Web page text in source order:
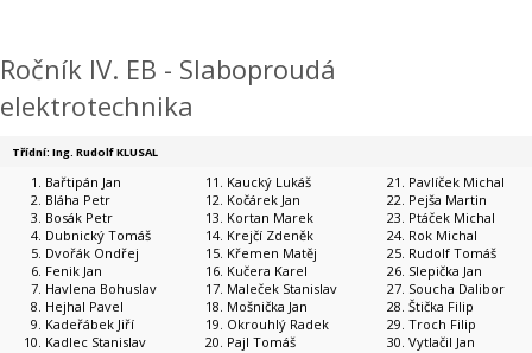
Ročník IV. EB - Slaboproudá
elektrotechnika
Třídní: Ing. Rudolf KLUSAL
Bařtipán Jan
Bláha Petr
Bosák Petr
Dubnický Tomáš
Dvořák Ondřej
Fenik Jan
Havlena Bohuslav
Hejhal Pavel
Kadeřábek Jiří
Kadlec Stanislav
Kaucký Lukáš
Kočárek Jan
Kortan Marek
Krejčí Zdeněk
Křemen Matěj
Kučera Karel
Maleček Stanislav
Mošnička Jan
Okrouhlý Radek
Pajl Tomáš
Pavlíček Michal
Pejša Martin
Ptáček Michal
Rok Michal
Rudolf Tomáš
Slepička Jan
Soucha Dalibor
Štička Filip
Troch Filip
Vytlačil Jan